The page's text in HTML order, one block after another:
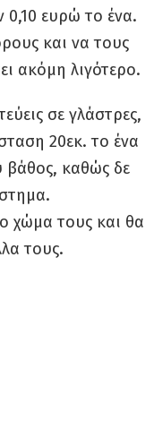
0,10 ευρώ το ένα.
και να τους
ακόμη λιγότερο.
σε γλάστρες,
20εκ. το ένα
βάθος, καθώς δε
χώμα τους και θα
τους.